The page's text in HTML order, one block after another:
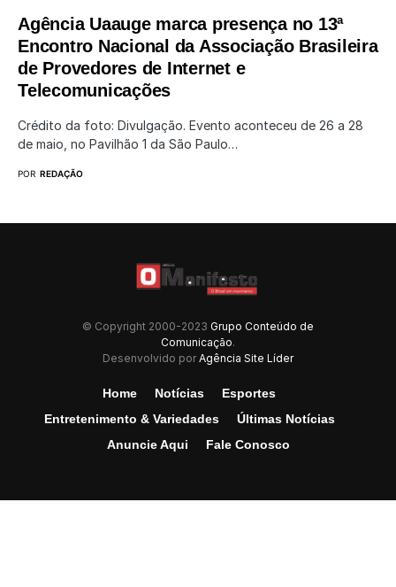
Agência Uaauge marca presença no 13ª
Encontro Nacional da Associação Brasileira
de Provedores de Internet e
Telecomunicações
Crédito da foto: Divulgação. Evento aconteceu de 26 a 28
de maio, no Pavilhão 1 da São Paulo…
POR REDAÇÃO
© Copyright 2000-2023 Grupo Conteúdo de
Comunicação.
Desenvolvido por Agência Site Líder
Home Notícias
Esportes
Entretenimento & Variedades
Últimas Notícias
Anuncie Aqui
Fale Conosco